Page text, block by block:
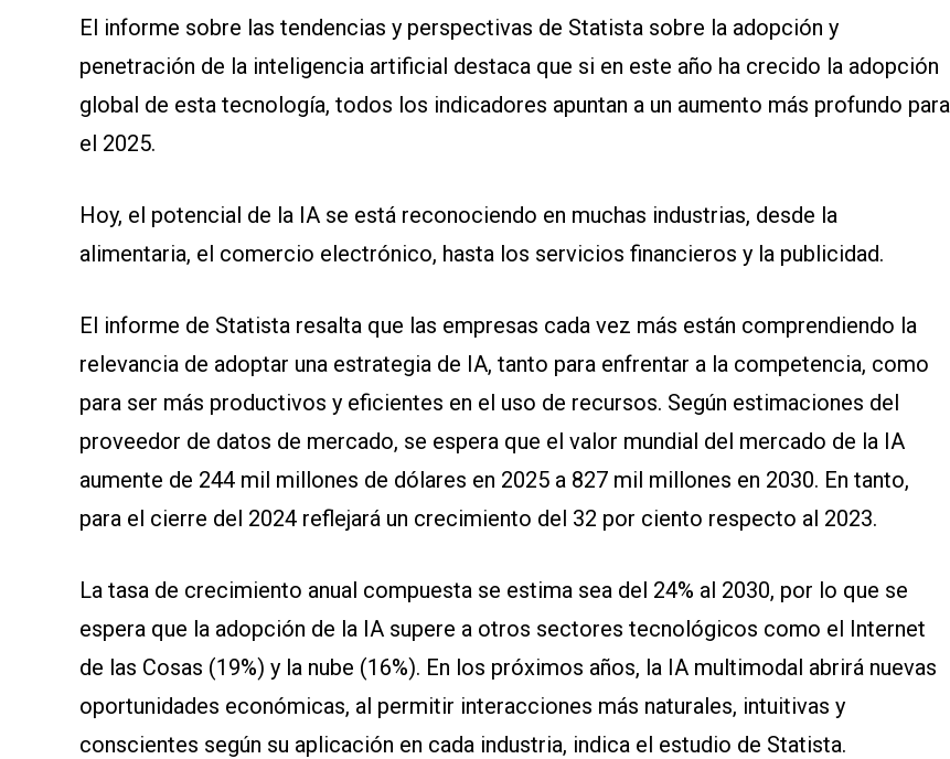
El informe sobre las tendencias y perspectivas de Statista sobre la adopción y
penetración de la inteligencia artificial destaca que si en este año ha crecido la adopción
global de esta tecnología, todos los indicadores apuntan a un aumento más profundo para
el 2025.
Hoy, el potencial de la IA se está reconociendo en muchas industrias, desde la
alimentaria, el comercio electrónico, hasta los servicios financieros y la publicidad.
El informe de Statista resalta que las empresas cada vez más están comprendiendo la
relevancia de adoptar una estrategia de IA, tanto para enfrentar a la competencia, como
para ser más productivos y eficientes en el uso de recursos. Según estimaciones del
proveedor de datos de mercado, se espera que el valor mundial del mercado de la IA
aumente de 244 mil millones de dólares en 2025 a 827 mil millones en 2030. En tanto,
para el cierre del 2024 reflejará un crecimiento del 32 por ciento respecto al 2023.
La tasa de crecimiento anual compuesta se estima sea del 24% al 2030, por lo que se
espera que la adopción de la IA supere a otros sectores tecnológicos como el Internet
de las Cosas (19%) y la nube (16%). En los próximos años, la IA multimodal abrirá nuevas
oportunidades económicas, al permitir interacciones más naturales, intuitivas y
conscientes según su aplicación en cada industria, indica el estudio de Statista.